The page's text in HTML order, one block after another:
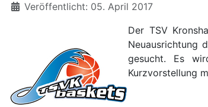
Details
Veröffentlicht: 05. April 2017
Der TSV
Neuausrichtung
gesucht. Es
Kurzvorstellung